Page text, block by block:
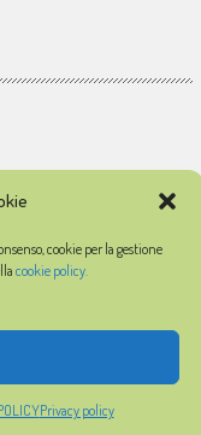
cookie per la gestione
cookie policy.
Privacy policy
COVID-19